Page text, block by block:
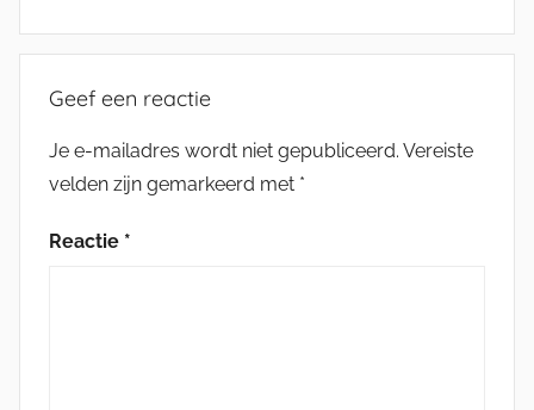
Geef een reactie
Je e-mailadres wordt niet gepubliceerd. Vereiste
velden zijn gemarkeerd met *
Reactie *